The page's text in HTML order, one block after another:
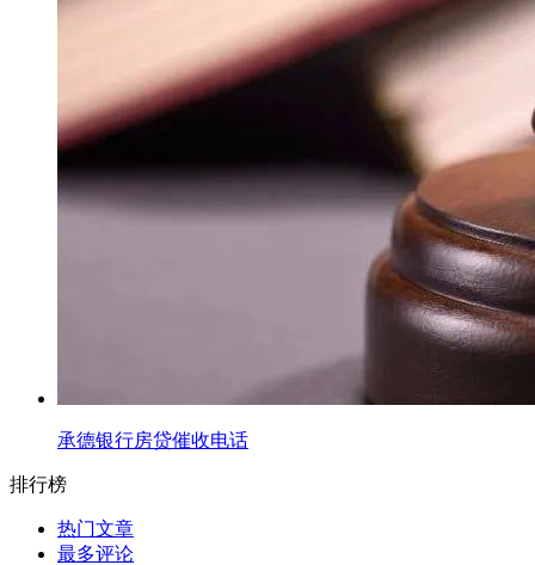
承德银行房贷催收电话
排行榜
热门文章
最多评论